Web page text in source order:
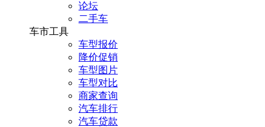
论坛
二手车
车市工具
车型报价
降价促销
车型图片
车型对比
商家查询
汽车排行
汽车贷款